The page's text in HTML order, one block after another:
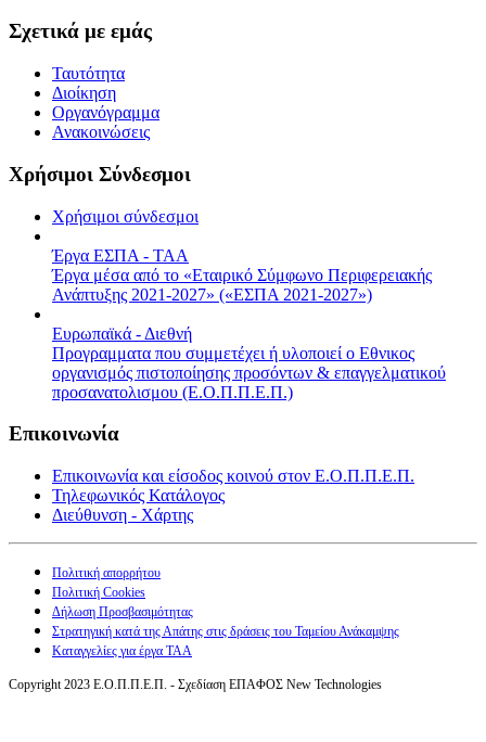
Σχετικά με εμάς
Ταυτότητα
Διοίκηση
Οργανόγραμμα
Ανακοινώσεις
Χρήσιμοι Σύνδεσμοι
Χρήσιμοι σύνδεσμοι
Έργα ΕΣΠΑ - ΤΑΑ
Έργα μέσα από το «Εταιρικό Σύμφωνο Περιφερειακής
Ανάπτυξης 2021-2027» («ΕΣΠΑ 2021-2027»)
Ευρωπαϊκά - Διεθνή
Προγραμματα που συμμετέχει ή υλοποιεί ο Εθνικος
οργανισμός πιστοποίησης προσόντων & επαγγελματικού
προσανατολισμου (Ε.Ο.Π.Π.Ε.Π.)
Επικοινωνία
Επικοινωνία και είσοδος κοινού στον Ε.Ο.Π.Π.Ε.Π.
Τηλεφωνικός Κατάλογος
Διεύθυνση - Χάρτης
Πολιτική απορρήτου
Πολιτική Cookies
Δήλωση Προσβασιμότητας
Στρατηγική κατά της Απάτης στις δράσεις του Ταμείου Ανάκαμψης
Καταγγελίες για έργα ΤΑΑ
Copyright 2023 Ε.Ο.Π.Π.Ε.Π. - Σχεδίαση ΕΠΑΦΟΣ New Technologies